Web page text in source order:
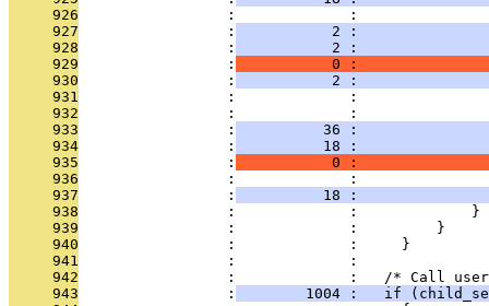
     926
:             :
     927
                 :
2 :
     928
                 :
2 :
     929
                 :
0 :
     930
                 :
2 :
     931
:             :
     932
                 :             :
     933
                 :
36 :
     934
                 :
18 :
     935
                 :
0 :
     936
                 :             :
     937
                 :
18 :
     938
                 :             :             }
     939
                 :             :         }
     940
                 :             :     }
     941
                 :             :
     942
:             :   /* Call
     943
                 :
1004 :   if